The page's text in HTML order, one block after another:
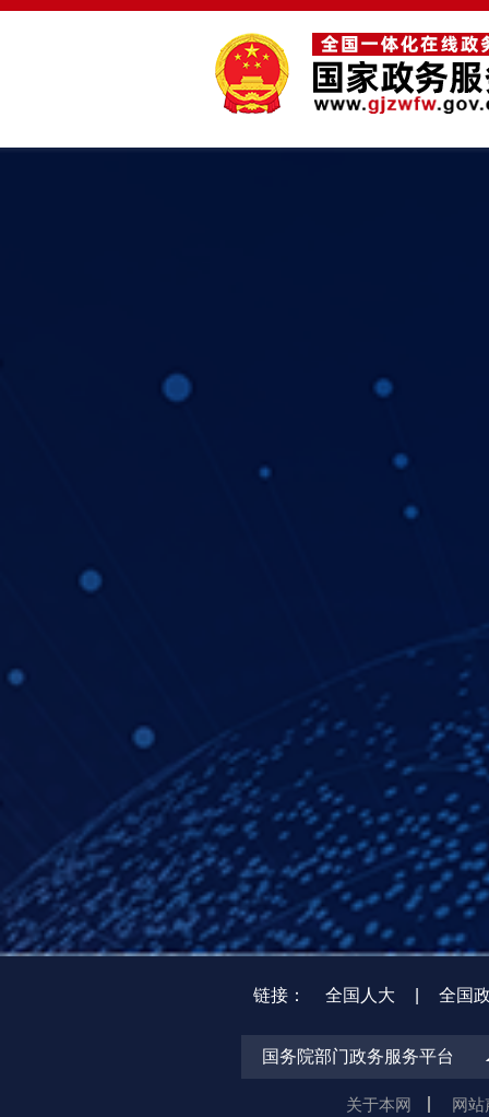
链接： 全国人大 全国
国务院部门政务服务平台
关于本网
网站